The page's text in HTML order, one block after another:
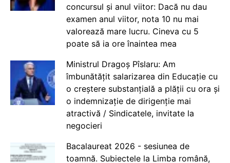
concursul și anul viitor: Dacă nu dau
examen anul viitor, nota 10 nu mai
valorează mare lucru. Cineva cu 5
poate să ia ore înaintea mea
Ministrul Dragoș Pîslaru: Am
îmbunătățit salarizarea din Educație cu
o creștere substanțială a plății cu ora și
o indemnizație de dirigenție mai
atractivă / Sindicatele, invitate la
negocieri
Bacalaureat 2026 - sesiunea de
toamnă. Subiectele la Limba română,